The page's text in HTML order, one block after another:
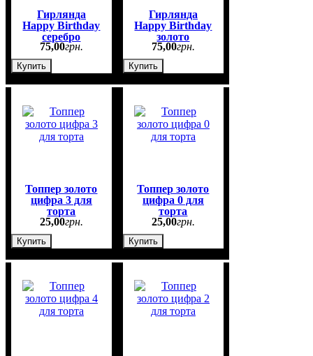
Гирлянда
Happy Birthday
серебро
75,00грн.
Купить
Гирлянда
Happy Birthday
золото
75,00грн.
Купить
Топпер золото
цифра 3 для
торта
25,00грн.
Купить
Топпер золото
цифра 0 для
торта
25,00грн.
Купить